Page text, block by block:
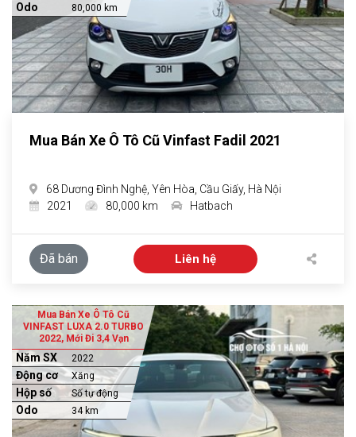
Odo 80,000 km
Mua Bán Xe Ô Tô Cũ Vinfast Fadil 2021
68 Dương Đình Nghệ, Yên Hòa, Cầu Giấy, Hà Nội
2021
80,000 km Hatbach
Đã bán Liên hệ
Mua Bán Xe Ô Tô Cũ
VINFAST LUXA 2.0 TURBO
2022, Mới Đi 3,4 Vạn
Năm SX 2022
Động cơ Xăng
Hộp số Số tự động
Odo 34 km